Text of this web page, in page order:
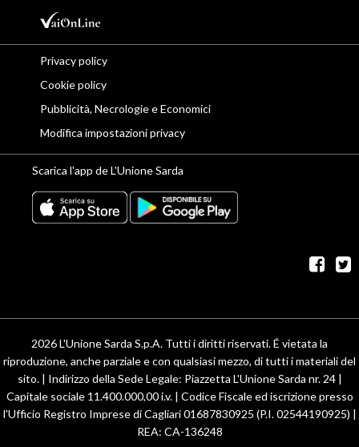
Privacy policy
Cookie policy
Pubblicità, Necrologie e Economici
Modifica impostazioni privacy
Scarica l'app de L'Unione Sarda
2026 L'Unione Sarda S.p.A. Tutti i diritti riservati. É vietata la
riproduzione, anche parziale e con qualsiasi mezzo, di tutti i materiali del
sito. | Indirizzo della Sede Legale: Piazzetta L'Unione Sarda nr. 24 |
Capitale sociale 11.400.000,00 i.v. | Codice Fiscale ed iscrizione presso
l'Ufficio Registro Imprese di Cagliari 01687830925 (P.I. 02544190925) |
REA: CA-136248